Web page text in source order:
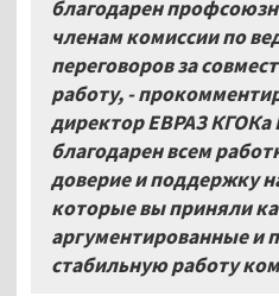
благодарен
членам комиссии по
переговоров за
работу, -
директор ЕВРАЗ КГОКа
благодарен всем
доверие и поддержку
которые вы приняли
аргументированные и
стабильную работу